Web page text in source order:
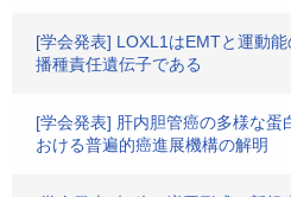
[学会発表] LOXL1はEMTと運動
播種責任遺伝子である
[学会発表] 肝内胆管癌の多様な蛋
おける普遍的癌進展機構の解明